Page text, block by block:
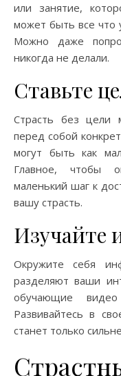
или занятие,
может быть все что
Можно даже
никогда не делали.
Ставьте
Страсть без цели
перед собой
могут быть как
Главное, чтобы
маленький шаг к
вашу страсть.
Изучайте
Окружите себя
разделяют ваши
обучающие
Развивайтесь в
станет только